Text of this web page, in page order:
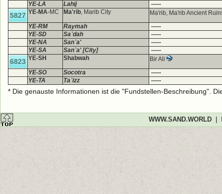
YE-LA
Lahij -----
5827 YE-MA-MC Ma'rib, Marib City
Ma'rib, Ma'rib Ancient
YE-RM
Raymah
-----
YE-SD
Sa`dah
-----
YE-NA
San`a'
-----
YE-SA
San`a' [City] -----
6823 YE-SH Shabwah
Bir Ali
YE-SO
Socotra
-----
YE-TA
Ta`izz -----
* Die genauste Informationen ist die "Fundstellen-Beschreibung".
WWW.SAND.WORLD|